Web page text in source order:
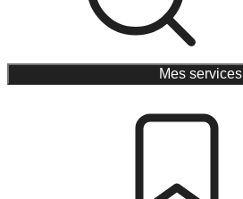
Mes services